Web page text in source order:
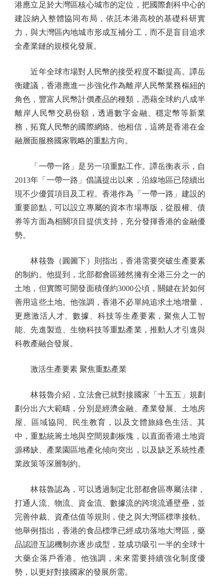
港應立足於大灣區核心城市的定位，把國際創科中心的
建設納入整體協同布局，依託本港高校的基礎科研實
力，與大灣區內地城市形成互補分工，而不是盲目追求
全產業鏈的規模化發展。
近年全球市場對人民幣的接受程度不斷提高。譚岳
衡建議，香港應進一步強化作為離岸人民幣業務樞紐的
角色，豐富人民幣計價產品的種類，憑藉全球約八成半
離岸人民幣交易份額，透過數字金融、穩定幣等新業
務，拓寬人民幣的國際網絡。他相信，這將是香港在金
融層面服務國家戰略的重點方向。
「一帶一路」是另一項重點工作。譚岳衡表示，自
2013年「一帶一路」倡議提出以來，沿線地區已陸續出
現不少優質項目及工程。香港作為「一帶一路」建設的
重要節點，可以設立專屬的資本市場專版，從股權、債
券等方面為相關項目提供支持，充分發揮香港的金融優
勢。
林筱魯（圓圖下）則指出，香港需要突破生產要素
的制約。他提到，北部都會區雖然擁有全港三分之一的
土地，但實際可開發面積僅約3000公頃，關鍵在於如何
善用這些土地。他強調，香港不必單純追求土地增量，
更應激活人才、數據、科技等生產要素，聚焦人工智
能、先進製造、生物科技等重點產業，推動人才引進與
科教產融合發展。
激活生產要素 聚焦重點產業
林筱魯介紹，立法會已就對接國家「十五五」規劃
劃分出六大範疇，分別是經濟金融、產業發展、土地房
屋、區域協同、民生教育，以及文體旅綠色生活。其
中，重點統籌土地與空間規劃板塊，以直面香港土地資
源稀缺、產業園區地產化傾向突出，以及缺乏系統性產
業政策等深層制約。
林筱魯認為，可以透過制定北部都會區專屬法律，
打通人流、物流、資金流、數據流的跨境流通壁壘，並
完善仲裁、資產估值等規則，使之與大灣區標準接軌。
他舉例指出，香港的食品標準已經成功落地大灣區，藥
品認證互認機制亦逐步成型，並成功吸引一半的全球十
大藥企落戶香港。他強調，未來需要持續強化制度優
勢，以更好對接國家的發展所需。